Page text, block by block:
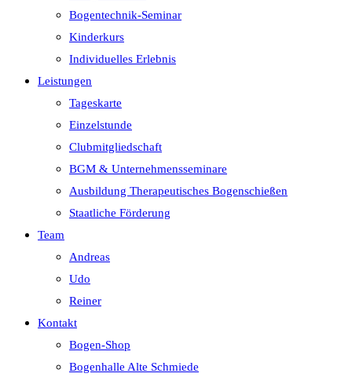
Bogentechnik-Seminar
Kinderkurs
Individuelles Erlebnis
Leistungen
Tageskarte
Einzelstunde
Clubmitgliedschaft
BGM & Unternehmensseminare
Ausbildung Therapeutisches Bogenschießen
Staatliche Förderung
Team
Andreas
Udo
Reiner
Kontakt
Bogen-Shop
Bogenhalle Alte Schmiede